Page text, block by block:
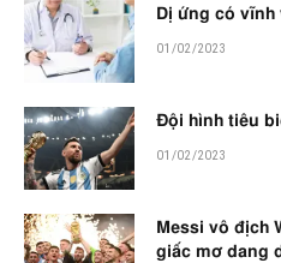
Dị ứng có
01/02/2023
Đội hình tiêu
01/02/2023
Messi vô địch
giấc mơ dang